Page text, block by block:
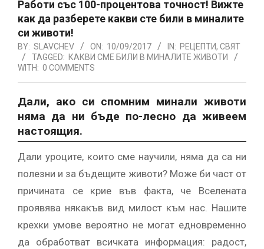
Работи със 100-процентова точност! Вижте
как да разберете какви сте били в миналите
си животи!
BY: SLAVCHEV ON: 10/09/2017 IN: РЕЦЕПТИ, СВЯТ
TAGGED: КАКВИ СМЕ БИЛИ В МИНАЛИТЕ ЖИВОТИ
WITH: 0 COMMENTS
Дали, ако си спомним минали животи
няма да ни бъде по-лесно да живеем
настоящия.
Дали уроците, които сме научили, няма да са ни
полезни и за бъдещите животи? Може би част от
причината се крие във факта, че Вселената
проявява някакъв вид милост към нас. Нашите
крехки умове вероятно не могат едновременно
да обработват всичката информация: радост,